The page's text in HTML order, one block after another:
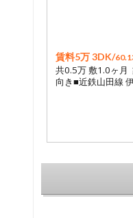
賃料5万 3DK/
共0.5万 敷1.0ヶ
向き■近鉄山田線